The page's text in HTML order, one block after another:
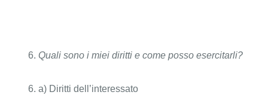
Quali sono i miei diritti e come posso esercitarli?
a) Diritti dell’interessato